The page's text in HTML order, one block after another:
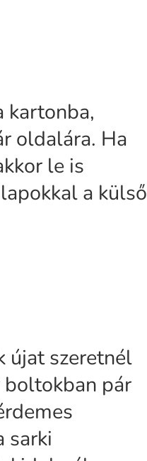
kartonba,
oldalára. Ha
le is
a külső
újat szeretnél
boltokban pár
sarki